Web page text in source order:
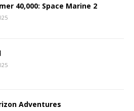
40,000: Space Marine 2
Adventures